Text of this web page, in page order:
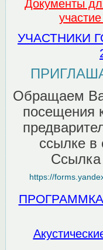
Документы
УЧАСТНИКИ
Обращаем
посещения
ссылке в
Ссылка
https://